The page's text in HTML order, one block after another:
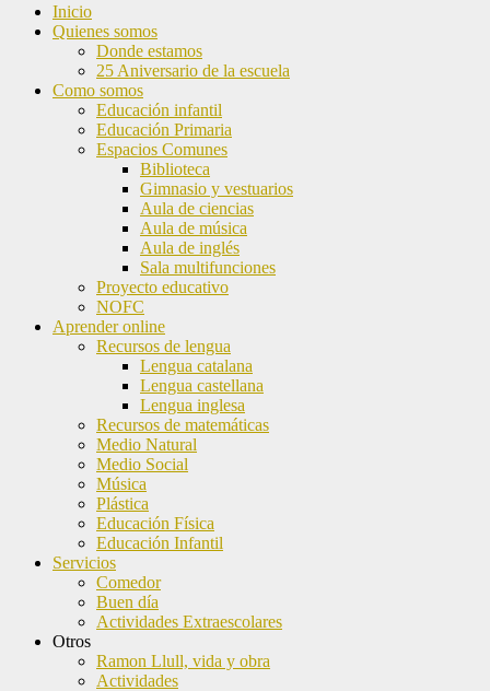
Inicio
Quienes somos
Donde estamos
25 Aniversario de la escuela
Como somos
Educación infantil
Educación Primaria
Espacios Comunes
Biblioteca
Gimnasio y vestuarios
Aula de ciencias
Aula de música
Aula de inglés
Sala multifunciones
Proyecto educativo
NOFC
Aprender online
Recursos de lengua
Lengua catalana
Lengua castellana
Lengua inglesa
Recursos de matemáticas
Medio Natural
Medio Social
Música
Plástica
Educación Física
Educación Infantil
Servicios
Comedor
Buen día
Actividades Extraescolares
Otros
Ramon Llull, vida y obra
Actividades